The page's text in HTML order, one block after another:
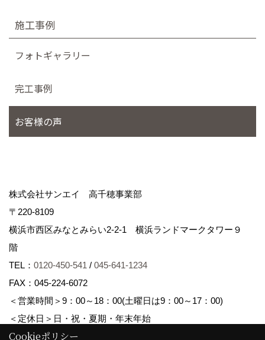
施工事例
フォトギャラリー
完工事例
お客様の声
株式会社サンエイ 高千穂事業部
〒220-8109
横浜市西区みなとみらい2-2-1 横浜ランドマークタワー９
階
TEL： 0120-450-541 / 045-641-1234
FAX：045-224-6072
＜営業時間＞9：00～18：00(土曜日は9：00～17：00)
＜定休日＞日・祝・夏期・年末年始
Cookieポリシー